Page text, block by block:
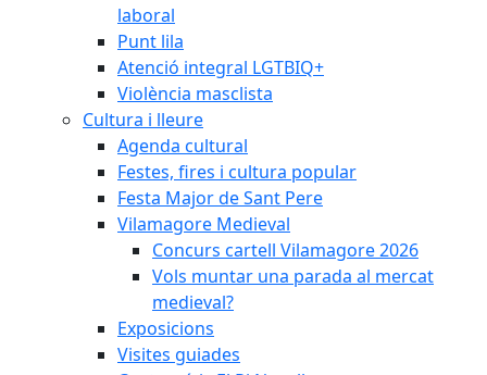
laboral
Punt lila
Atenció integral LGTBIQ+
Violència masclista
Cultura i lleure
Agenda cultural
Festes, fires i cultura popular
Festa Major de Sant Pere
Vilamagore Medieval
Concurs cartell Vilamagore 2026
Vols muntar una parada al mercat
medieval?
Exposicions
Visites guiades